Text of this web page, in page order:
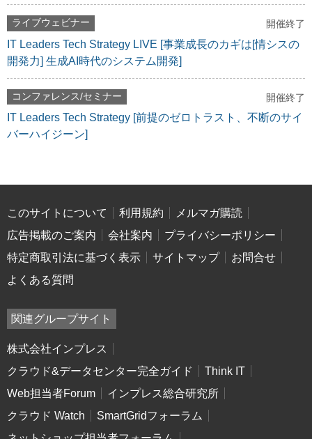
ライブウェビナー 開催終了
IT Leaders Tech Strategy LIVE [事業成長のカギは[情シスの
開発力] 生成AI時代のシステム開発]
コンファレンス/セミナー 開催終了
IT Leaders Tech Strategy [前提のゼロトラスト、不断のサイ
バーハイジーン]
このサイトについて 利用規約
メルマガ購読
広告掲載のご案内
会社案内
プライバシーポリシー
特定商取引法に基づく表示
サイトマップ
お問合せ
よくある質問
関連グループサイト
株式会社インプレス
クラウド&データセンター完全ガイド
Think IT
Web担当者Forum
インプレス総合研究所
クラウド Watch
SmartGridフォーラム